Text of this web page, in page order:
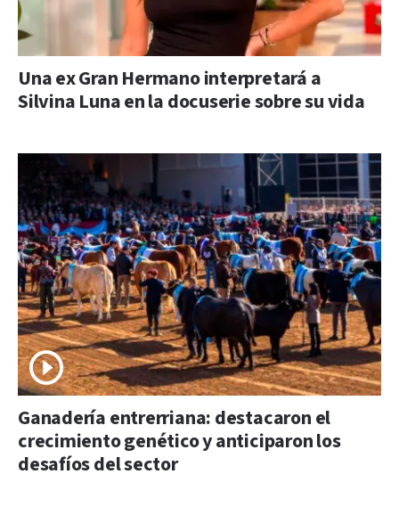
Una ex Gran Hermano interpretará a
Silvina Luna en la docuserie sobre su vida
Ganadería entrerriana: destacaron el
crecimiento genético y anticiparon los
desafíos del sector